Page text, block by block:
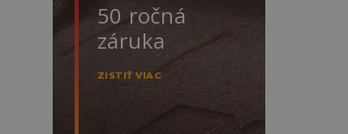
50 ročná
záruka
ZISTIŤ VIAC